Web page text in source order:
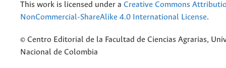
This work is licensed under a Creative Commons
NonCommercial-ShareAlike 4.0 International License.
© Centro Editorial de la Facultad de Ciencias Agrarias,
Nacional de Colombia